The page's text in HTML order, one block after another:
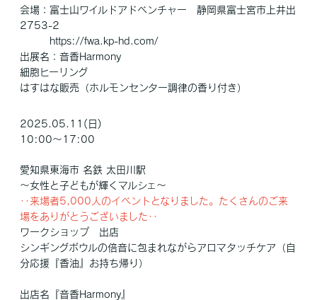
会場：富士山ワイルドアドベンチャー 静岡県富士宮市上井出
2753-2
https://fwa.kp-hd.com/
出展名：音香Harmony
細胞ヒーリング
はすはな販売（ホルモンセンター調律の香り付き）
2025.05.11(日)
10:00～17:00
愛知県東海市 名鉄 太田川駅
～女性と子どもが輝くマルシェ～
‥来場者5,000人のイベントとなりました。たくさんのご来
場をありがとうございました‥
ワークショップ 出店
シンギングボウルの倍音に包まれながらアロマタッチケア（自
分応援『香油』お持ち帰り）
出店名『音香Harmony』